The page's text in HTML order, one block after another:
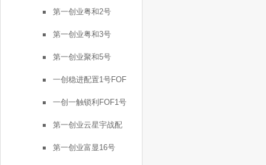
第一创业粤和2号
第一创业粤和3号
第一创业聚和5号
一创稳进配置1号FOF
一创一触锁利FOF1号
第一创业云星宇战配
第一创业富显16号